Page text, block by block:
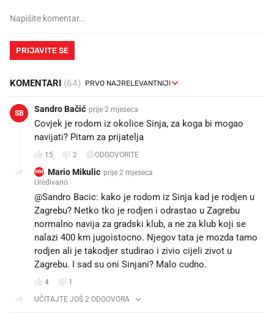
PRIJAVITE SE
KOMENTARI (64)
SB Sandro Bačić prije 2 mjeseca
Covjek je rodom iz okolice Sinja, za koga bi mogao
navijati? Pitam za prijatelja
15 2 ODGOVORITE
MM Mario Mikulic prije 2 mjeseca
Uređivano
@Sandro Bacic: kako je rodom iz Sinja kad je rodjen u
Zagrebu? Netko tko je rodjen i odrastao u Zagrebu
normalno navija za gradski klub, a ne za klub koji se
nalazi 400 km jugoistocno. Njegov tata je mozda tamo
rodjen ali je takodjer studirao i zivio cijeli zivot u
Zagrebu. I sad su oni Sinjani? Malo cudno.
4
1
UČITAJTE JOŠ 2 ODGOVORA